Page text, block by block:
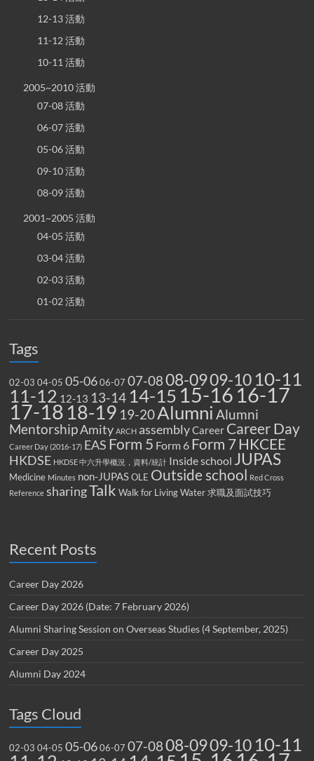
12-13 活動
11-12 活動
10-11 活動
2005~2010 活動
07-08 活動
06-07 活動
05-06 活動
09-10 活動
08-09 活動
2001~2005 活動
04-05 活動
03-04 活動
02-03 活動
01-02 活動
Tags
02-03 04-05 05-06 06-07 07-0808-0909-10 10-11
11-12 12-13 13-14 14-15 15-16 16-17
17-18 18-19 19-20Alumni Alumni
MentorshipAmity ARCH assemblyCareer Career Day
Career Day (2016-17) EAS Form 5 Form 6 Form 7HKCEE
HKDSE HKDSE 中六升學概況，資料/統計 Inside school JUPAS
Medicine Minutes non-JUPAS OLE Outside school
Red Cross
Reference sharingTalk Walk for Living Water 求職及面試技巧
Recent Posts
Career Day 2026
Career Day 2026 (Date: 7 February 2026)
Alumni Sharing Session on Overseas Studies (4 September, 2025)
Career Day 2025
Alumni Day 2024
Tags Cloud
02-03 04-05 05-06 06-07 07-0808-0909-10 10-11